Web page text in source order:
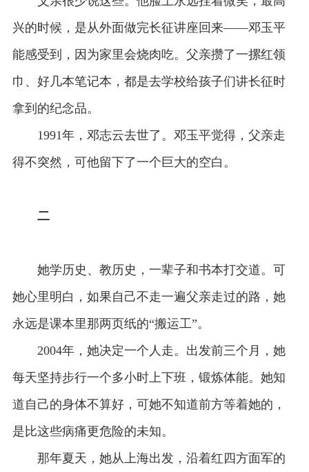
兴的时候，是从外面做完长征讲座回来——邓玉平
能感受到，因为家里会烧肉吃。父亲攒了一摞红领
巾、好几本笔记本，都是去学校给孩子们讲长征时
拿到的纪念品。
1991年，邓志云去世了。邓玉平觉得，父亲走
得不突然，可他留下了一个巨大的空白。
二
她学历史、教历史，一辈子和书本打交道。可
她心里明白，如果自己不走一遍父亲走过的路，她
永远是课本里那两页纸的“搬运工”。
2004年，她决定一个人走。出发前三个月，她
每天坚持步行一个多小时上下班，锻炼体能。她知
道自己的身体不算好，可她不知道前方等着她的，
是比这些病痛更危险的未知。
那年夏天，她从上海出发，沿着红四方面军的